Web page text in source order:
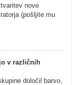
nove
(pošljite mu
v različnih
določil barvo,